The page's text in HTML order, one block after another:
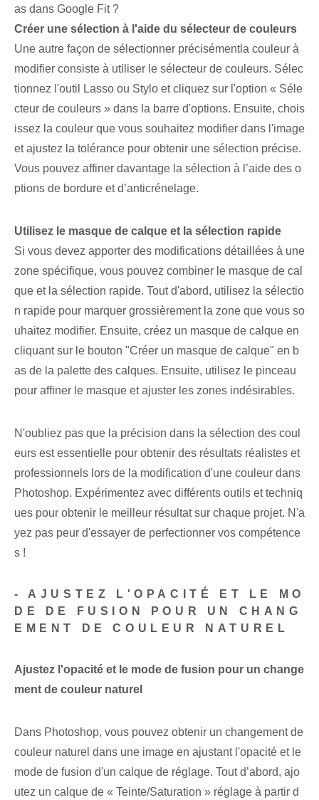
as dans Google Fit ?
Créer une sélection à l'aide du sélecteur de couleurs
Une autre façon de sélectionner précisément⁤la couleur⁤ à
modifier ‌consiste à utiliser⁢ le sélecteur de couleurs. Sélec
tionnez l'outil Lasso ou Stylo et cliquez sur l'option « Séle
cteur de couleurs » dans la barre d'options. Ensuite, chois
issez ⁤la⁤ couleur​ que vous ‌souhaitez modifier dans ⁣l'image
et⁤ ajustez la ‍tolérance pour ‍obtenir une sélection précise.
Vous pouvez affiner davantage la sélection à l’aide des o
ptions de bordure et d’anticrénelage.
Utilisez le masque de calque⁤ et la sélection rapide
Si vous devez apporter des modifications détaillées à une
zone spécifique, vous pouvez combiner le masque de cal
que et la sélection rapide. Tout d'abord, utilisez la sélectio
n rapide pour marquer grossièrement la zone que vous so
uhaitez modifier. Ensuite, créez un masque de calque en
cliquant sur le bouton "Créer un masque de calque" en b
as de la palette des calques. Ensuite, utilisez le pinceau
pour affiner le masque et ajuster les zones indésirables.
N'oubliez pas que la précision dans la sélection des coul
eurs est essentielle pour obtenir des résultats réalistes et
professionnels lors de la modification d'une couleur dans
Photoshop. ⁣Expérimentez avec différents ‌outils et techniq
ues pour obtenir le meilleur résultat‌ sur chaque projet. N'a
yez pas peur d'essayer de perfectionner vos compétence
s !
- AJUSTEZ L'OPACITÉ ET LE MO
DE DE FUSION POUR UN CHANG
EMENT DE COULEUR NATUREL
Ajustez l'opacité et le mode de fusion pour un change
ment de couleur naturel
Dans Photoshop, vous pouvez obtenir un changement de
couleur naturel dans une image en ajustant l'opacité et le
mode de fusion d'un calque de réglage. Tout d’abord, ajo
utez un calque de « Teinte/Saturation » ⁤réglage⁢ à partir d